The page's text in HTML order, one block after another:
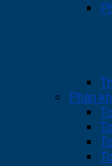
Phân